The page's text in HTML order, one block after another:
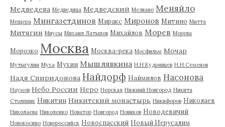
Медведева Медведица Медведский Мезиано Меняйло
Мещера Мингазетдинов Миракс Миронов Митино Митта
Митягин Миусы Михаил Латыпов Михайлов Морев Морева
Морозко Москва Москва-река Мосфильм Мочар
Мутыгулин Муха Мухин Мышлявкина Н.Н.Кудрявцев Н.Н.Семенов
Надя Спиридонова Найдорф Наймилов Насонова
Наумов Небо России Неро Нерская Нижний Новгород Никита
Столпник Никитин Никитский монастырь Никифоров Николаев
Николаева Николенко Новатор Новгород Новиков Новодевичий
Новокосино Новороссийск Новоспасский Новый Иерусалим